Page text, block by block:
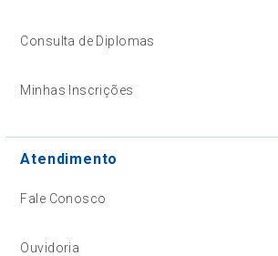
Consulta de Diplomas
Minhas Inscrições
Atendimento
Fale Conosco
Ouvidoria